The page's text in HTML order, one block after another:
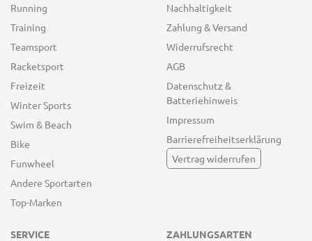
Running
Training
Teamsport
Racketsport
Freizeit
Winter Sports
Swim & Beach
Bike
Funwheel
Andere Sportarten
Top-Marken
Nachhaltigkeit
Zahlung & Versand
Widerrufsrecht
AGB
Datenschutz &
Batteriehinweis
Impressum
Barrierefreiheitserklärung
Vertrag widerrufen
SERVICE
ZAHLUNGSARTEN